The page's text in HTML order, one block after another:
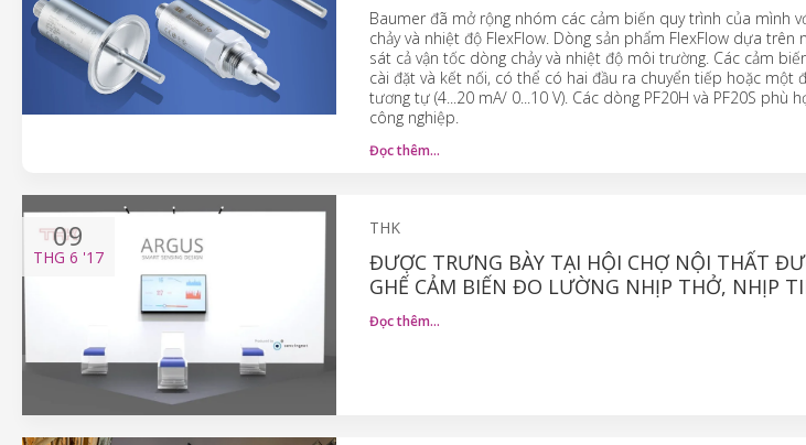
Baumer đã mở rộng nhóm các cảm biến quy trình của mình
chảy và nhiệt độ FlexFlow. Dòng sản phẩm FlexFlow dựa
sát cả vận tốc dòng chảy và nhiệt độ môi trường. Các cảm
cài đặt và kết nối, có thể có hai đầu ra chuyển tiếp hoặc một
tương tự (4...20 mA/ 0...10 V). Các dòng PF20H và PF20S phù
công nghiệp.
Đọc thêm…
09
THG 6 '17
THK
ĐƯỢC TRƯNG BÀY TẠI HỘI CHỢ NỘI THẤT
GHẾ CẢM BIẾN ĐO LƯỜNG NHỊP THỞ, NHỊP
Đọc thêm…